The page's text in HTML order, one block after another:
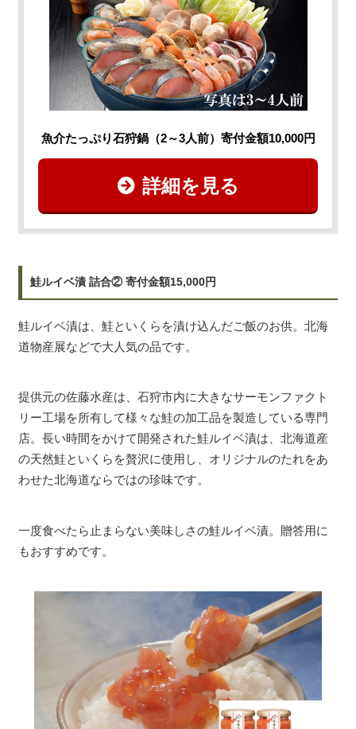
魚介たっぷり石狩鍋（2～3人前）寄付金額10,000円
詳細を見る
鮭ルイベ漬 詰合② 寄付金額15,000円
鮭ルイベ漬は、鮭といくらを漬け込んだご飯のお供。北海
道物産展などで大人気の品です。
提供元の佐藤水産は、石狩市内に大きなサーモンファクト
リー工場を所有して様々な鮭の加工品を製造している専門
店。長い時間をかけて開発された鮭ルイベ漬は、北海道産
の天然鮭といくらを贅沢に使用し、オリジナルのたれをあ
わせた北海道ならではの珍味です。
一度食べたら止まらない美味しさの鮭ルイベ漬。贈答用に
もおすすめです。